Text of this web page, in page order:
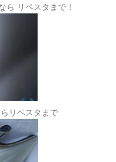
ら リペスタまで！
リペスタまで